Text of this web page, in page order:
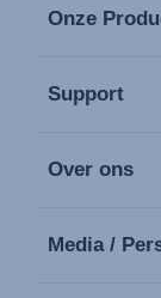
Onze
Support
Over ons
Media /